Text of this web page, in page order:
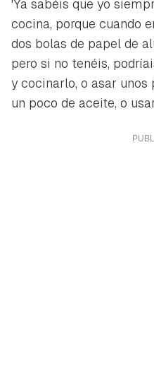
'Ya sabéis que yo
cocina, porque cuando
dos bolas de papel de
pero si no tenéis,
y cocinarlo, o asar unos
un poco de aceite, o